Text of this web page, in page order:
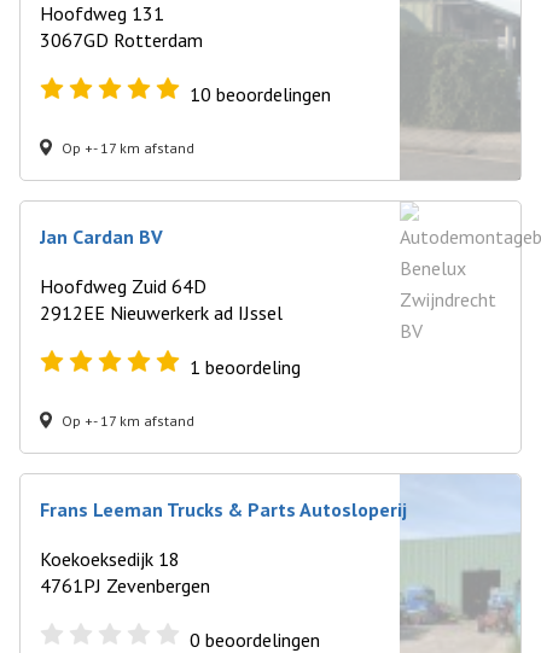
Hoofdweg 131
3067GD Rotterdam
10 beoordelingen
Op +- 17 km afstand
Jan Cardan BV
Hoofdweg Zuid 64D
2912EE Nieuwerkerk ad IJssel
1 beoordeling
Op +- 17 km afstand
Frans Leeman Trucks & Parts Autosloperij
Koekoeksedijk 18
4761PJ Zevenbergen
0 beoordelingen